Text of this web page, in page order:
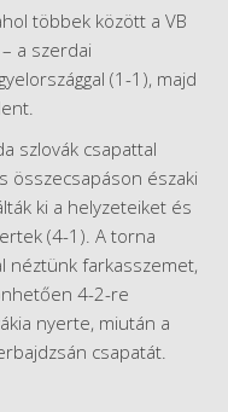
többek között a VB
a szerdai
(1-1), majd
szlovák csapattal
összecsapáson északi
ki a helyzeteiket és
(4-1). A torna
néztünk farkasszemet,
4-2-re
nyerte, miután a
csapatát.